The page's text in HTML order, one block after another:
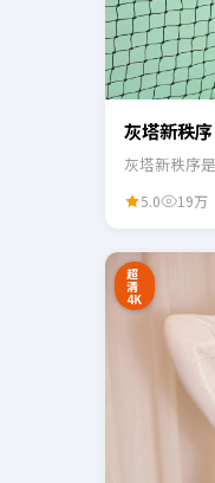
灰塔新秩序
灰塔新秩序
5.0 19万
超
清
4K